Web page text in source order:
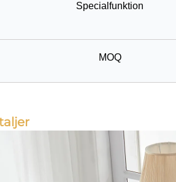
Specialfunktion
MOQ